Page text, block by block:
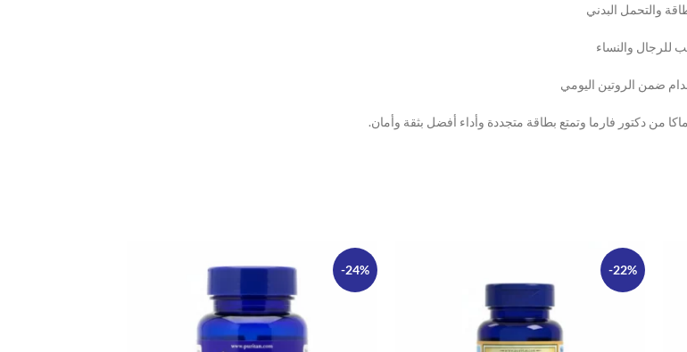
والتحمل البدني
للرجال والنساء
ضمن الروتين اليومي
من دكتور فارما وتمتع بطاقة متجددة وأداء أفضل بثقة وأمان.
-22%
-24%